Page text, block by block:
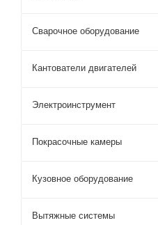
Сварочное оборудование
Кантователи двигателей
Электроинструмент
Покрасочные камеры
Кузовное оборудование
Вытяжные системы